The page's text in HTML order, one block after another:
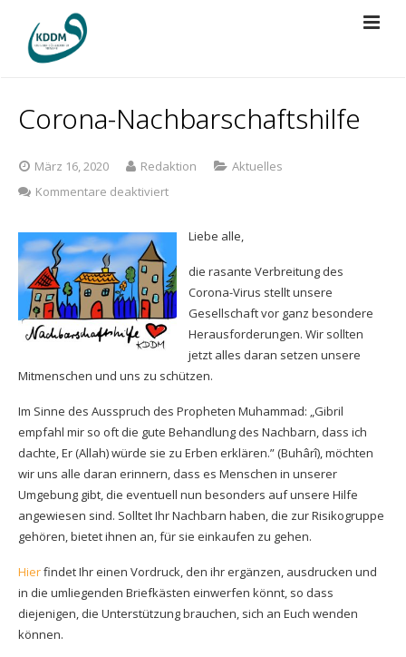
Bildungsreise
Gebetsraum Düsseldorf Airport
Jugendberufsförderung
Anmeldung Stand
Anmeldung Fußballmannschaften
Anmeldung Helfer*innen
KDDM-Pressemitteilungen
Videos
Kontakt
Corona-Nachbarschaftshilfe
März 16, 2020 Redaktion
Aktuelles
Kommentare deaktiviertfür
Liebe alle,
die rasante Verbreitung des
Corona-Virus stellt unsere
Gesellschaft vor ganz besondere
Herausforderungen. Wir sollten
jetzt alles daran setzen unsere
Mitmenschen und uns zu schützen.
Im Sinne des Ausspruch des Propheten Muhammad: „Gibril
empfahl mir so oft die gute Behandlung des Nachbarn, dass ich
dachte, Er (Allah) würde sie zu Erben erklären.” (Buhârî), möchten
wir uns alle daran erinnern, dass es Menschen in unserer
Umgebung gibt, die eventuell nun besonders auf unsere Hilfe
angewiesen sind. Solltet Ihr Nachbarn haben, die zur Risikogruppe
gehören, bietet ihnen an, für sie einkaufen zu gehen.
Hierfindet Ihr einen Vordruck, den ihr ergänzen, ausdrucken und
in die umliegenden Briefkästen einwerfen könnt, so dass
diejenigen, die Unterstützung brauchen, sich an Euch wenden
können.